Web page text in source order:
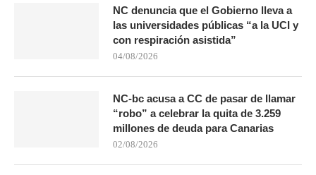
NC denuncia que el Gobierno lleva a
las universidades públicas “a la UCI y
con respiración asistida”
04/08/2026
NC-bc acusa a CC de pasar de llamar
“robo” a celebrar la quita de 3.259
millones de deuda para Canarias
02/08/2026